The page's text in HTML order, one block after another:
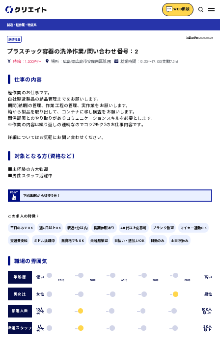
WEB相談
製造・軽作業・物流系
組立、加工
検品・包装・箱詰め
軽作業
フォークリフト
介護・医療系
医師
介護職
看護助手
広島市南区
製造・軽作業・物流系
派遣社員 掲載更新日2026/06/23
プラスチック容器の洗浄作業/問い合わせ番号：2
時給：1,200円～ 場所：広島県広島市安佐南区祇園 就業時間：8:30〜17:00(実働7.5h)
仕事の内容
軽作業のお仕事です。
自社製造製品の納品管理までをお願いします。
期間(納期)の管理、作業工程の管理、実作業をお願いします。
箱から製品を取り出して、コンテナに移し検査をお願いします。
関係部署とのやり取りがありコミュニケーションスキルを必要とします。
※作業の内容は繰り返しの連続なのでコツ2モク2のお仕事内容です。
詳細についてはお気軽にお問い合わせください。
対象となる方 (資格など)
■未経験の方大歓迎
■男性スタッフ活躍中
下祗園駅から徒歩5分！
この求人の特徴：
平日のみでOK 週4日以上OK 駅近5分以内 長期休暇あり 40代以上応募可 ブランク歓迎 マイカー通勤OK
交通費支給 ミドル活躍中 無資格でもOK 未経験歓迎 日払い・週払いOK 日勤のみ 土日祝休み
職場の雰囲気
年齢層 低い
20代 30代 40代 50代 60代
高い
男女比 女性 男性
部署人数 10人
以下
100人
以上
派遣スタッフ 1人
以下
20人
以上